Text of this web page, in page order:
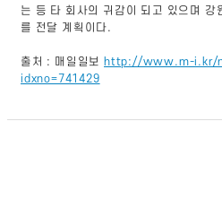
는 등 타 회사의 귀감이 되고 있으며 강
를 전달 계획이다.
출처 : 매일일보 http://www.m-i.kr/
idxno=741429